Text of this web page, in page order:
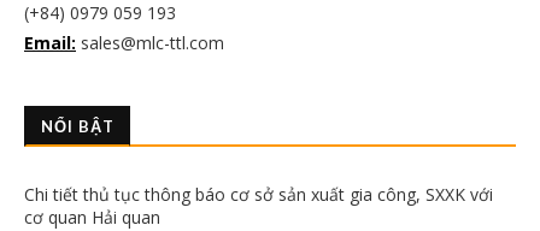
(+84) 0979 059 193
Email: sales@mlc-ttl.com
NỔI BẬT
Chi tiết thủ tục thông báo cơ sở sản xuất gia công, SXXK với
cơ quan Hải quan